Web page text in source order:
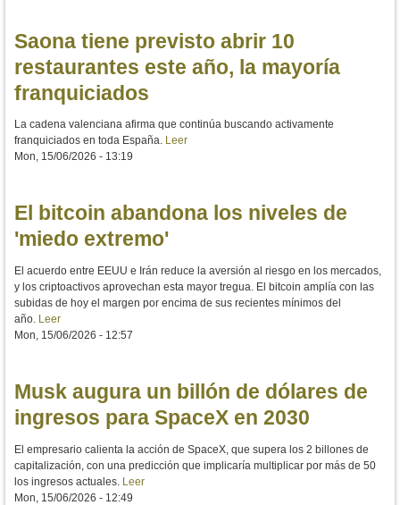
Saona tiene previsto abrir 10
restaurantes este año, la mayoría
franquiciados
La cadena valenciana afirma que continúa buscando activamente
franquiciados en toda España. Leer
Mon, 15/06/2026 - 13:19
El bitcoin abandona los niveles de
'miedo extremo'
El acuerdo entre EEUU e Irán reduce la aversión al riesgo en los mercados,
y los criptoactivos aprovechan esta mayor tregua. El bitcoin amplía con las
subidas de hoy el margen por encima de sus recientes mínimos del
año. Leer
Mon, 15/06/2026 - 12:57
Musk augura un billón de dólares de
ingresos para SpaceX en 2030
El empresario calienta la acción de SpaceX, que supera los 2 billones de
capitalización, con una predicción que implicaría multiplicar por más de 50
los ingresos actuales. Leer
Mon, 15/06/2026 - 12:49